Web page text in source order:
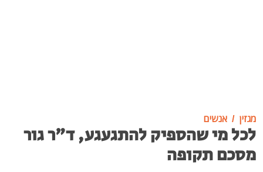
מגזין אנשים
לכל מי שהספיק להתגעגע, ד"ר גור
מסכם תקופה